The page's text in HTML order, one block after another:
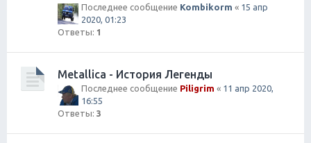
Последнее сообщение Kombikorm « 15 апр
2020, 01:23
Ответы: 1
Metallica - История Легенды
Последнее сообщение Piligrim « 11 апр 2020,
16:55
Ответы: 3